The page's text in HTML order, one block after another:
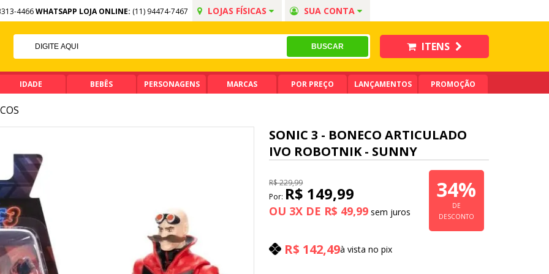
4466WHATSAPP LOJA ONLINE: (11) 94474-7467 LOJAS FÍSICAS SUA CONTA
NO PIX
DE R$ 99,90
ITENS
IDADE BEBÊS PERSONAGENS MARCAS POR PREÇO LANÇAMENTOS PROMOÇÃO
SONIC 3 - BONECO ARTICULADO
IVO ROBOTNIK - SUNNY
R$ 229,99
Por: R$ 149,99
OU 3X DE R$ 49,99
34%
DE
DESCONTO
R$ 142,49à vista no pix